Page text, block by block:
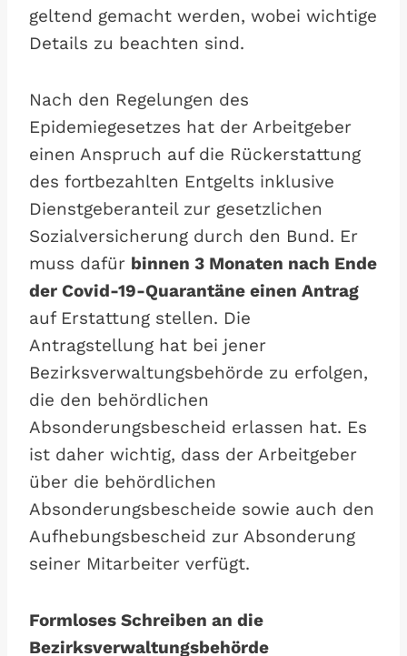
geltend gemacht werden, wobei wichtige
Details zu beachten sind.
Nach den Regelungen des
Epidemiegesetzes hat der Arbeitgeber
einen Anspruch auf die Rückerstattung
des fortbezahlten Entgelts inklusive
Dienstgeberanteil zur gesetzlichen
Sozialversicherung durch den Bund. Er
muss dafür binnen 3 Monaten nach Ende
der Covid-19-Quarantäne einen Antrag
auf Erstattung stellen. Die
Antragstellung hat bei jener
Bezirksverwaltungsbehörde zu erfolgen,
die den behördlichen
Absonderungsbescheid erlassen hat. Es
ist daher wichtig, dass der Arbeitgeber
über die behördlichen
Absonderungsbescheide sowie auch den
Aufhebungsbescheid zur Absonderung
seiner Mitarbeiter verfügt.
Formloses Schreiben an die
Bezirksverwaltungsbehörde